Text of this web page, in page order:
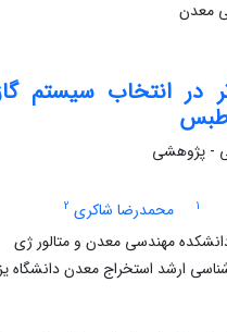
در انتخاب سیستم
طبس
- پژوهشی
1 محمدرضا شاکری 2
مهندسی معدن و متالور ژی
ارشد استخراج معدن دانشگاه